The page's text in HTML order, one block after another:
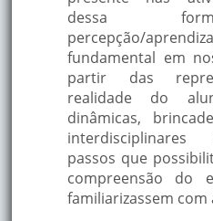
dessa
percepção/
fundamental em
partir das
realidade do
dinâmicas,
passos que
compreensão do
familiarizassem com